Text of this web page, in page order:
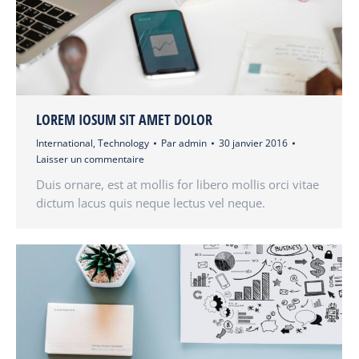
LOREM IOSUM SIT AMET DOLOR
International, Technology Paradmin
30 janvier 2016
Laisser un commentaire
Duis ornare, est at mollis for libero mollis orci vitae
dictum lacus quis neque lectus vel neque.